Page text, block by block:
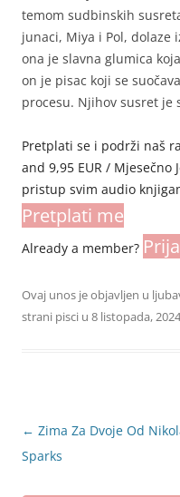
temom sudbinskih
junaci, Miya i Pol, dolaze
ona je slavna glumica
on je pisac koji se
procesu. Njihov susret je
Pretplati se i podrži naš
and 9,95 EUR /
pristup svim audio
Pretplati me
Already a member?
Ovaj unos je objavljen u
strani pisci u 8 listopada, 2024
Navigacija
objava
← Zima Za Dvoje Od
Sparks